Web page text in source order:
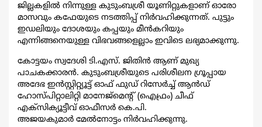
ജില്ലകളില്‍ നിന്നുള്ള കുടുംബശ്രീ യൂണിറ്റുകളാണ് ഓരോ
മാസവും കഫേയുടെ നടത്തിപ്പ് നിര്‍വഹിക്കുന്നത്. പുട്ടും
ഇഡലിയും ദോശയും കപ്പയും മീന്‍കറിയും
എന്നിങ്ങനെയുള്ള വിഭവങ്ങളെല്ലാം ഇവിടെ ലഭ്യമാക്കുന്നു.
കോട്ടയം സ്വദേശി ടി.എസ്. ജിതിന്‍ ആണ് മുഖ്യ
പാചകക്കാരന്‍. കുടുംബശ്രീയുടെ പരിശീലന ഗ്രൂപ്പായ
അദേഭ ഇന്‍സ്റ്റിറ്റ്യൂട്ട് ഓഫ് ഫുഡ് റിസേര്‍ച്ച് ആന്‍ഡ്
ഹോസ്പിറ്റാലിറ്റി മാനേജ്മെന്റ് (ഐഫ്രം) ചീഫ്
എക്‌സിക്യൂട്ടീവ് ഓഫീസര്‍ കെ.പി.
അജയകുമാര്‍ മേല്‍നോട്ടം നിര്‍വഹിക്കുന്നു.